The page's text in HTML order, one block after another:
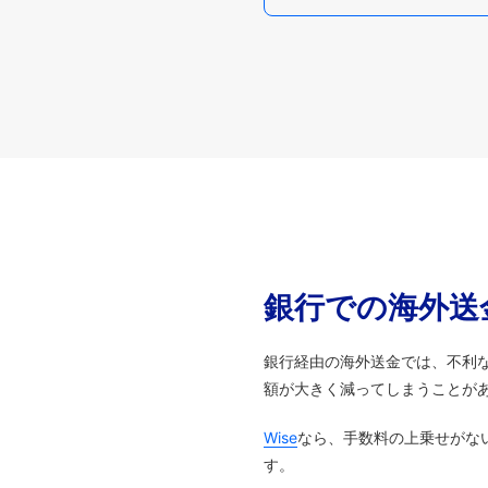
銀行での海外
銀行経由の海外送金では、不利
額が大きく減ってしまうことが
Wiseなら、手数料の上乗せが
す。